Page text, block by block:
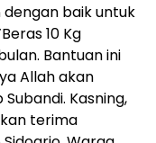
baik untuk
10 Kg
Bantuan ini
Allah akan
Kasning,
terima